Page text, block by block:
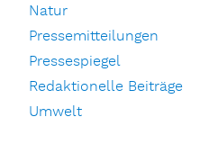
Natur
Pressemitteilungen
Pressespiegel
Redaktionelle Beiträge
Umwelt